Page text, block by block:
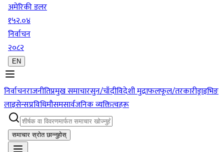
अमेरिकी डलर
१५२.०४
निर्वाचन
२०८२
EN
निर्वाचनराजनीतिप्रमुख समाचारसुन/चाँदीविदेशी मुद्राफलफूल/तरकारीड्राइभिङ
लाइसेन्सप्रविधिमौसमसार्वजनिक व्यक्तित्वहरू
समाचार स्रोत छान्नुहोस्